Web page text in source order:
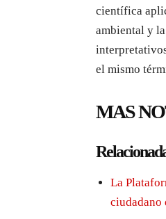
científica
ambiental y
el mismo
MAS
La
ciudadano